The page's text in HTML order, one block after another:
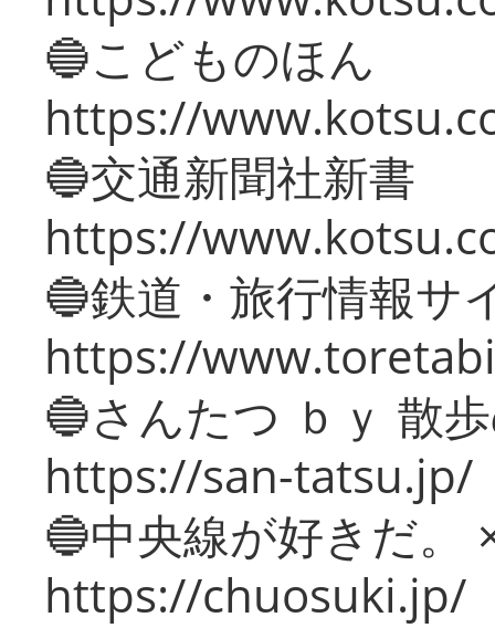
🔵こどものほん
https://
🔵交通新聞社新書
https://
🔵鉄道・旅行情報サ
https://
🔵さんたつ ｂｙ 散
https://san-tatsu.jp/
🔵中央線が好きだ。
https://chuosuki.jp/